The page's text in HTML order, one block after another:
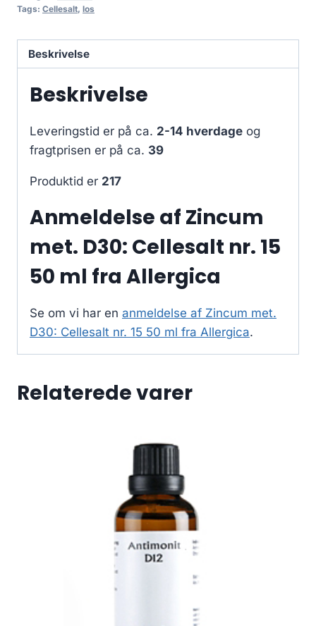
Tags: Cellesalt, los
Beskrivelse
Beskrivelse
Leveringstid er på ca. 2-14 hverdage og
fragtprisen er på ca. 39
Produktid er 217
Anmeldelse af Zincum
met. D30: Cellesalt nr. 15
50 ml fra Allergica
Se om vi har en anmeldelse af Zincum met.
D30: Cellesalt nr. 15 50 ml fra Allergica.
Relaterede varer